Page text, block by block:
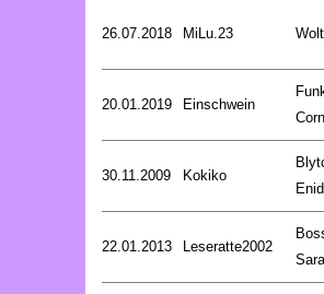
26.07.2018 MiLu.23
20.01.2019 Einschwein
30.11.2009 Kokiko
Enid
22.01.2013 Leseratte2002